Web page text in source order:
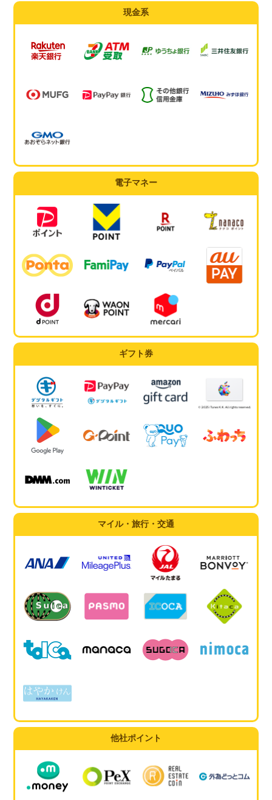
現金系
電子マネー
ギフト券
マイル・旅行・交通
他社ポイント